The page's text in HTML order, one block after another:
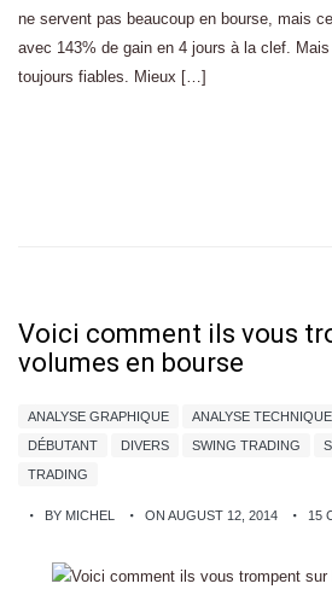
ne servent pas beaucoup en bourse, mais
avec 143% de gain en 4 jours à la clef.
toujours fiables. Mieux […]
Voici comment ils vous
volumes en bourse
ANALYSE GRAPHIQUE ANALYSE TECHNIQUE
DÉBUTANT
DIVERS SWING TRADING
TRADING
BY MICHEL ON AUGUST 12, 2014 15